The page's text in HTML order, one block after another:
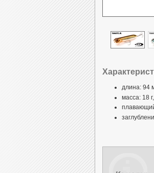
длина: 94
масса: 18 г,